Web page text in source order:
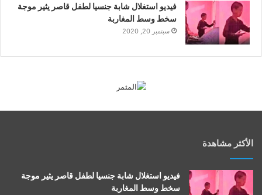
فيديو استغلال شابة جنسيا لطفل قاصر يثير موجة
سخط وسط المغاربة
سبتمبر 20, 2020
الأكثر مشاهدة
فيديو استغلال شابة جنسيا لطفل قاصر يثير موجة
سخط وسط المغاربة